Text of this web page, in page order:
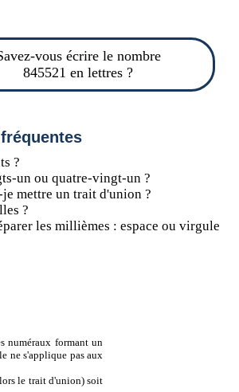
vous écrire le nombre
845521 en lettres ?
?
un ou quatre-vingt-un ?
mettre un trait d'union ?
?
les millièmes : espace ou virgule
numéraux formant un
ne s'applique pas aux
le trait d'union) soit